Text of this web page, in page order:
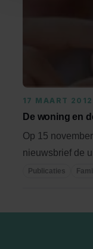
17 MAART 2012
De woning en
Op 15
nieuwsbrief de
Arnhem van 28
Publicaties